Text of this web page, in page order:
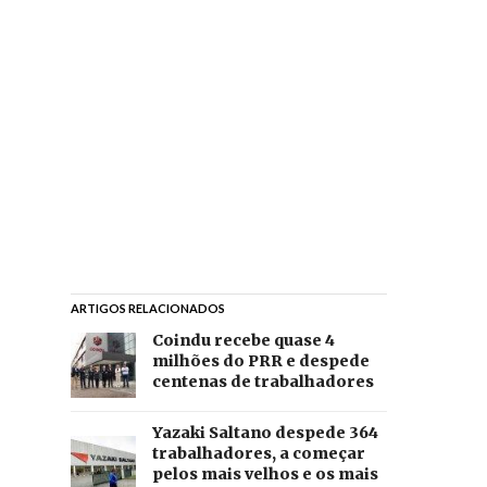
ARTIGOS RELACIONADOS
Coindu recebe quase 4
milhões do PRR e despede
centenas de trabalhadores
Yazaki Saltano despede 364
trabalhadores, a começar
pelos mais velhos e os mais